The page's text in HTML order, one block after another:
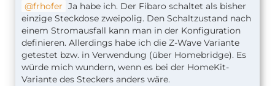
frhofer Ja habe ich. Der Fibaro schaltet als bisher
einzige Steckdose zweipolig. Den Schaltzustand nach
einem Stromausfall kann man in der Konfiguration
definieren. Allerdings habe ich die Z-Wave Variante
getestet bzw. in Verwendung (über Homebridge). Es
würde mich wundern, wenn es bei der HomeKit-
Variante des Steckers anders wäre.